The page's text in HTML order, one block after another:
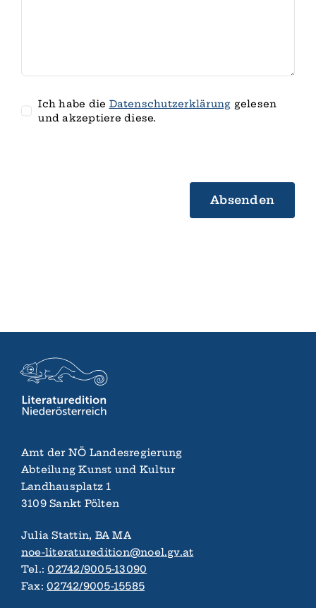
Ich habe die Datenschutz­erklärung gelesen
und akzeptiere diese.
Absenden
Amt der NÖ Landes­regierung
Abteilung Kunst und Kultur
Landhaus­platz 1
3109 Sankt Pölten
Julia Stattin, BA MA
noe-literaturedition@noel.gv.at
Tel.:02742/9005-13090
Fax:02742/9005-15585